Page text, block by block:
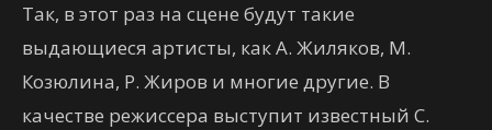
Так, в этот раз на сцене будут такие
выдающиеся артисты, как А. Жиляков, М.
Козюлина, Р. Жиров и многие другие. В
качестве режиссера выступит известный С.